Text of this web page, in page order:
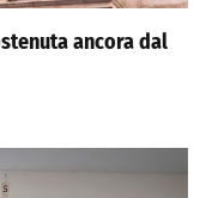
ancora dal